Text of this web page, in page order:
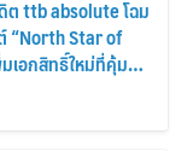
ต ttb absolute โฉม
“North Star of
เอกสิทธิ์ใหม่ที่คุ้มค่า